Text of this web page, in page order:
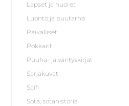
Lapset ja nuoret
Luonto ja puutarha
Paikalliset
Pokkarit
Puuha- ja värityskirjat
Sarjakuvat
Scifi
Sota, sotahistoria